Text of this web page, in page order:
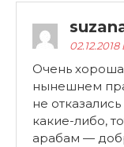
02.12.2018
Очень
нынешнем
не
какие-либо,
арабам —